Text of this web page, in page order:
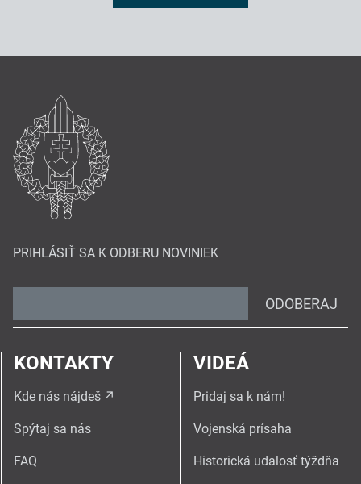
PRIHLÁSIŤ SA K ODBERU NOVINIEK
ODOBERAJ
KONTAKTY
Kde nás nájdeš
Spýtaj sa nás
FAQ
VIDEÁ
Pridaj sa k nám!
Vojenská prísaha
Historická udalosť týždňa